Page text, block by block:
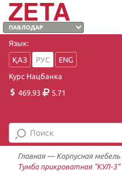
Язык:
ҚАЗ
РУС
ENG
Курс Нацбанка
469.93
5.71
Главная— Корпусная мебель
Тумба прикроватная "КУЛ-3"